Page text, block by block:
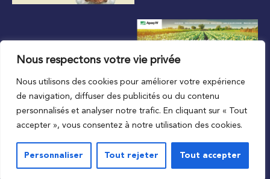
Nous respectons votre vie privée
Nous utilisons des cookies pour améliorer votre expérience
de navigation, diffuser des publicités ou du contenu
personnalisés et analyser notre trafic. En cliquant sur « Tout
accepter », vous consentez à notre utilisation des cookies.
Personnaliser Tout rejeter Tout accepter
Au plus proche du local
Vie privée
Conditions de l’accord d’utilisation